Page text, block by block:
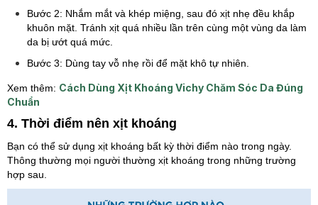
Bước 2: Nhắm mắt và khép miệng, sau đó xịt nhẹ đều khắp
khuôn mặt. Tránh xịt quá nhiều lần trên cùng một vùng da làm
da bị ướt quá mức.
Bước 3: Dùng tay vỗ nhẹ rồi để mặt khô tự nhiên.
Xem thêm: Cách Dùng Xịt Khoáng Vichy Chăm Sóc Da Đúng
Chuẩn
4. Thời điểm nên xịt khoáng
Bạn có thể sử dụng xịt khoáng bất kỳ thời điểm nào trong ngày.
Thông thường mọi người thường xịt khoáng trong những trường
hợp sau.